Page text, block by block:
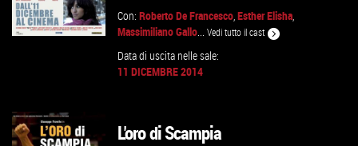
VAI ALLA SCHEDA
Con:Roberto De Francesco,Esther Elisha,
Massimiliano Gallo...Vedi tutto il cast
Data di uscita nelle sale:
11 DICEMBRE 2014
L'oro di Scampia